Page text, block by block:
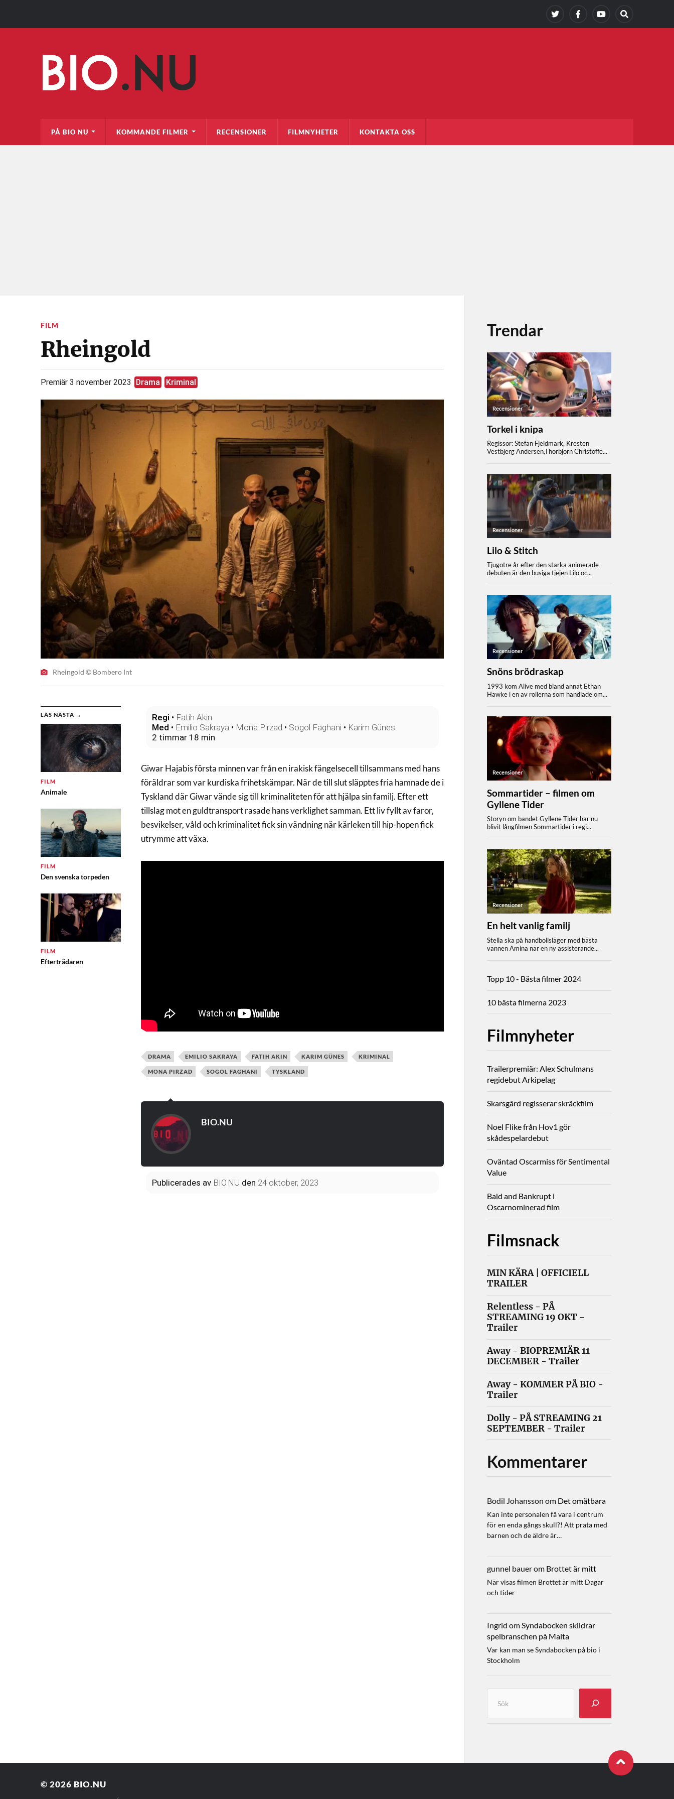
PÅ BIO NU KOMMANDE FILMER RECENSIONER FILMNYHETER KONTAKTA OSS
FILM
Rheingold
Premiär 3 november 2023 Drama Kriminal
Rheingold © Bombero Int
LÄS NÄSTA →
FILM
Animale
FILM
Den svenska torpeden
FILM
Efterträdaren
Regi • Fatih Akin
Med • Emilio Sakraya• Mona Pirzad • Sogol Faghani • Karim Günes
2 timmar 18 min
Giwar Hajabis första minnen var från en irakisk fängelsecell tillsammans med hans
föräldrar som var kurdiska frihetskämpar. När de till slut släpptes fria hamnade de i
Tyskland där Giwar vände sig till kriminaliteten för att hjälpa sin familj. Efter ett
tillslag mot en guldtransport rasade hans verklighet samman. Ett liv fyllt av faror,
besvikelser, våld och kriminalitet fick sin vändning när kärleken till hip-hopen fick
utrymme att växa.
DRAMA EMILIO SAKRAYA FATIH AKIN KARIM GÜNES KRIMINAL
MONA PIRZAD SOGOL FAGHANI TYSKLAND
BIO.NU
Publicerades av BIO.NU den 24 oktober, 2023
Trendar
Topp 10 - Bästa filmer 2024
10 bästa filmerna 2023
Filmnyheter
Trailerpremiär: Alex Schulmans
regidebut Arkipelag
Skarsgård regisserar skräckfilm
Noel Flike från Hov1 gör
skådespelardebut
Oväntad Oscarmiss för Sentimental
Value
Bald and Bankrupt i
Oscarnominerad film
Filmsnack
MIN KÄRA | OFFICIELL
TRAILER
Relentless - PÅ
STREAMING 19 OKT -
Trailer
Away - BIOPREMIÄR 11
DECEMBER - Trailer
Away - KOMMER PÅ BIO -
Trailer
Dolly - PÅ STREAMING 21
SEPTEMBER - Trailer
Kommentarer
Bodil Johansson om Det omätbara
Kan inte personalen få vara i centrum
för en enda gångs skull?! Att prata med
barnen och de äldre är…
gunnel bauerom Brottet är mitt
När visas filmen Brottet är mitt Dagar
och tider
Ingrid omSyndabocken skildrar
spelbranschen på Malta
Var kan man se Syndabocken på bio i
Stockholm
© 2026 BIO.NU